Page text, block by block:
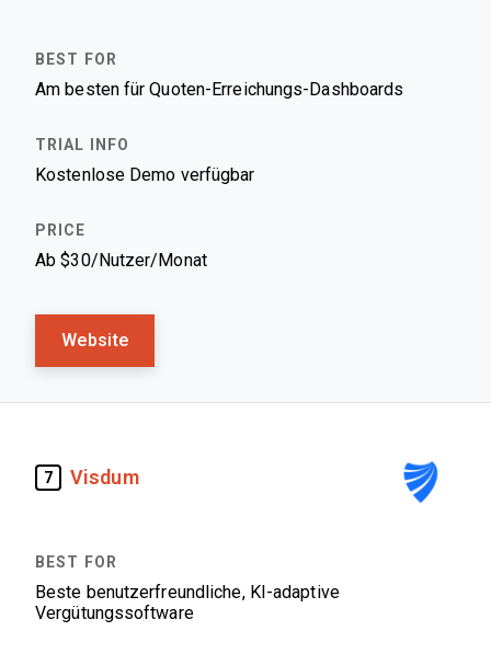
Am besten für Quoten-Erreichungs-Dashboards
Kostenlose Demo verfügbar
Ab $30/Nutzer/Monat
Website
7 Visdum
Beste benutzerfreundliche, KI-adaptive
Vergütungssoftware